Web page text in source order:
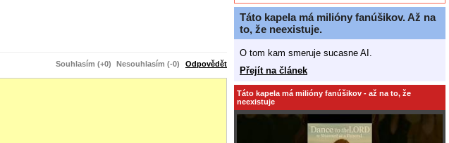
Souhlasím (+0) Nesouhlasím (-0) Odpovědět
Táto kapela má milióny fanúšikov. Až na
to, že neexistuje.
O tom kam smeruje sucasne AI.
Přejít na článek
Táto kapela má milióny fanúšikov - až na to, že
neexistuje